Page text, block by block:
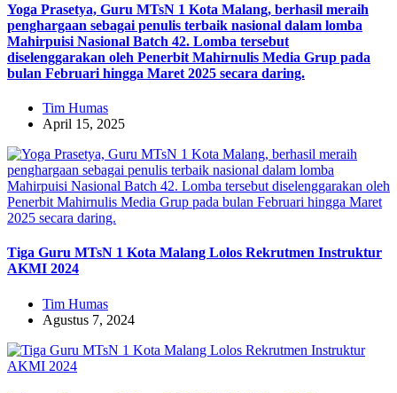
Yoga Prasetya, Guru MTsN 1 Kota Malang, berhasil meraih
penghargaan sebagai penulis terbaik nasional dalam lomba
Mahirpuisi Nasional Batch 42. Lomba tersebut
diselenggarakan oleh Penerbit Mahirnulis Media Grup pada
bulan Februari hingga Maret 2025 secara daring.
Tim Humas
April 15, 2025
Tiga Guru MTsN 1 Kota Malang Lolos Rekrutmen Instruktur
AKMI 2024
Tim Humas
Agustus 7, 2024